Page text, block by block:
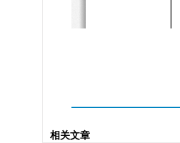
相关文章